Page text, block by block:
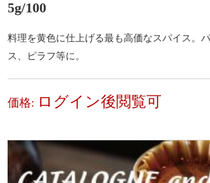
5g/100
料理を黄色に仕上げる最も高価なスパイス。
ス、ピラフ等に。
価格: ログイン後閲覧可